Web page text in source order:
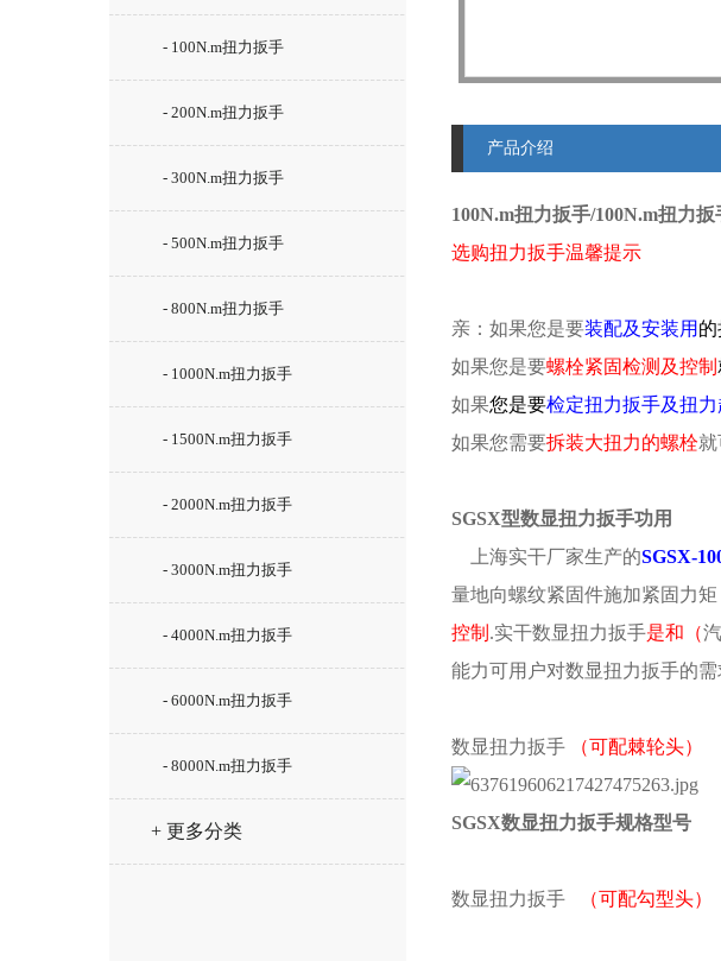
- 100N.m扭力扳手
- 200N.m扭力扳手
- 300N.m扭力扳手
- 500N.m扭力扳手
- 800N.m扭力扳手
- 1000N.m扭力扳手
- 1500N.m扭力扳手
- 2000N.m扭力扳手
- 3000N.m扭力扳手
- 4000N.m扭力扳手
- 6000N.m扭力扳手
- 8000N.m扭力扳手
+ 更多分类
产品介绍
100N.m扭力扳手/100N.m扭力
选购扭力扳手温馨提示
亲：如果您是要装配及安装用
如果您是要螺栓紧固检测及控制
如果您是要检定扭力扳手及扭力
如果您需要拆装大扭力的螺栓
SGSX型数显扭力扳手功用
上海实干厂家生产的SGSX-
量地向螺纹紧固件施加紧固力
控制 .实干数显扭力扳手是和（
能力可用户对数显扭力扳手的需
数显扭力扳手 （可配棘轮头）
SGSX数显扭力扳手规格型号
数显扭力扳手 （可配勾型头）